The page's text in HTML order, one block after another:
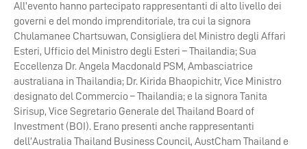
All’evento hanno partecipato rappresentanti di alto livello dei
governi e del mondo imprenditoriale, tra cui la signora
Chulamanee Chartsuwan, Consigliera del Ministro degli Affari
Esteri, Ufficio del Ministro degli Esteri – Thailandia; Sua
Eccellenza Dr. Angela Macdonald PSM, Ambasciatrice
australiana in Thailandia; Dr. Kirida Bhaopichitr, Vice Ministro
designato del Commercio – Thailandia; e la signora Tanita
Sirisup, Vice Segretario Generale del Thailand Board of
Investment (BOI). Erano presenti anche rappresentanti
dell’Australia Thailand Business Council, AustCham Thailand e